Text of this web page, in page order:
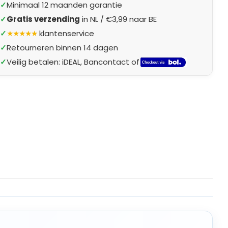
✓Minimaal 12 maanden garantie
✓Gratis verzending in NL / €3,99 naar BE
✓★★★★★klantenservice
✓Retourneren binnen 14 dagen
✓Veilig betalen: iDEAL, Bancontact of